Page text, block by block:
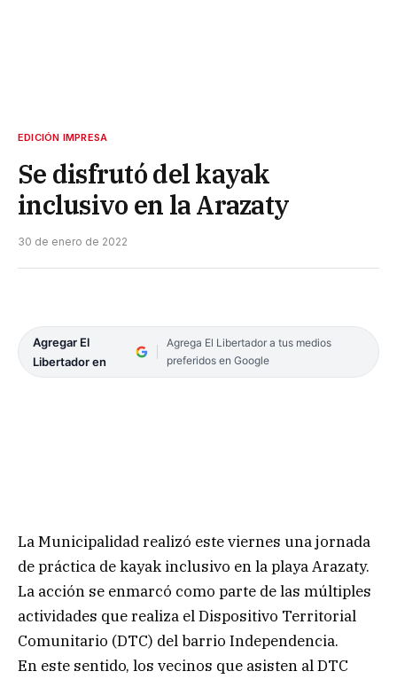
EDICIÓN IMPRESA
Se disfrutó del kayak
inclusivo en la Arazaty
30 de enero de 2022
Agregar El
Libertador en
Agrega El Libertador a tus medios
preferidos en Google
La Municipalidad realizó este viernes una jornada
de práctica de kayak inclusivo en la playa Arazaty.
La acción se enmarcó como parte de las múltiples
actividades que realiza el Dispositivo Territorial
Comunitario (DTC) del barrio Independencia.
En este sentido, los vecinos que asisten al DTC